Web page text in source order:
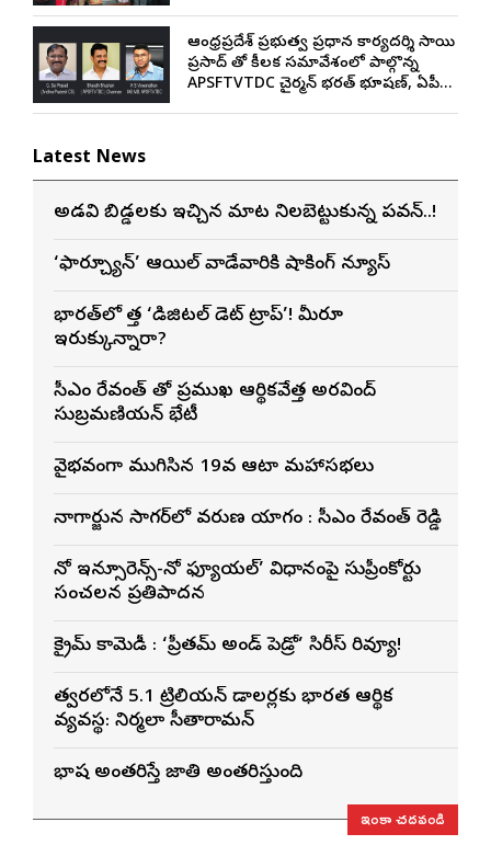
ఆంధ్రప్రదేశ్ ప్రభుత్వ ప్రధాన కార్యదర్శి సాయి
ప్రసాద్ తో కీలక సమావేశంలో పాల్గొన్న
APSFTVTDC చైర్మన్ భరత్ భూషణ్, ఏపీ
Latest News
అడవి బిడ్డలకు ఇచ్చిన మాట నిలబెట్టుకున్న పవన్..!
‘ఫార్చ్యూన్’ ఆయిల్ వాడేవారికి షాకింగ్ న్యూస్
భారత్‌లో కొత్త ‘డిజిటల్ డెట్ ట్రాప్’! మీరూ
ఇరుక్కున్నారా?
సీఎం రేవంత్ తో ప్రముఖ ఆర్థికవేత్త అరవింద్‌
సుబ్రమణియన్ భేటీ
వైభవంగా ముగిసిన 19వ ఆటా మహాసభలు
నాగార్జున సాగ‌ర్‌లో వరుణ యాగం : సీఎం రేవంత్ రెడ్డి
నో ఇన్సూరెన్స్-నో ఫ్యూయల్’ విధానంపై సుప్రీంకోర్టు
సంచలన ప్రతిపాదన
క్రైమ్ కామెడీ : ‘ప్రీతమ్ అండ్ పెడ్రో’ సిరీస్ రివ్యూ!
త్వరలోనే 5.1 ట్రిలియన్ డాలర్లకు భారత ఆర్థిక
వ్యవస్థ: నిర్మలా సీతారామన్
భాష అంతరిస్తే జాతి అంతరిస్తుంది
ఇంకా చదవండి